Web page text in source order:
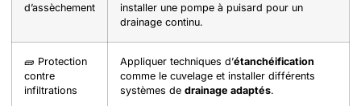
d’assèchement
installer une pompe à puisard pour un
drainage continu.
🧱 Protection
contre
infiltrations
Appliquer techniques d’étanchéification
comme le cuvelage et installer différents
systèmes de drainage adaptés.